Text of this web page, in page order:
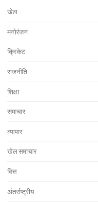
खेल
मनोरंजन
क्रिकेट
राजनीति
शिक्षा
समाचार
व्यापार
खेल समाचार
वित्त
अंतर्राष्ट्रीय